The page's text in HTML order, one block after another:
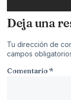
Deja una
Tu dirección de
campos
Comentario*